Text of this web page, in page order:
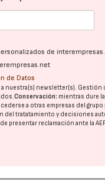
de
de Datos
nuestra(s) newsletter(s). Gestión
Conservación: mientras dure
a otras empresas del grupo
tratatamiento y decisiones
presentar reclamación ante la